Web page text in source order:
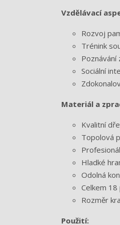
Vzdělávací
Rozvoj
Trénink
Poznávání
Sociální
Materiál a
Kvalitní
Topolová
Hladké
Odolná
Celkem
Rozměr
Použití: